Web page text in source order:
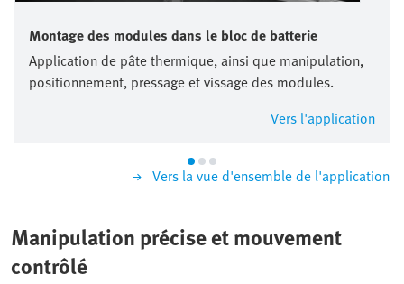
Montage des modules dans le bloc de batterie
Application de pâte thermique, ainsi que manipulation,
positionnement, pressage et vissage des modules.
Vers l'application
Vers la vue d'ensemble de l'application
Manipulation précise et mouvement
contrôlé